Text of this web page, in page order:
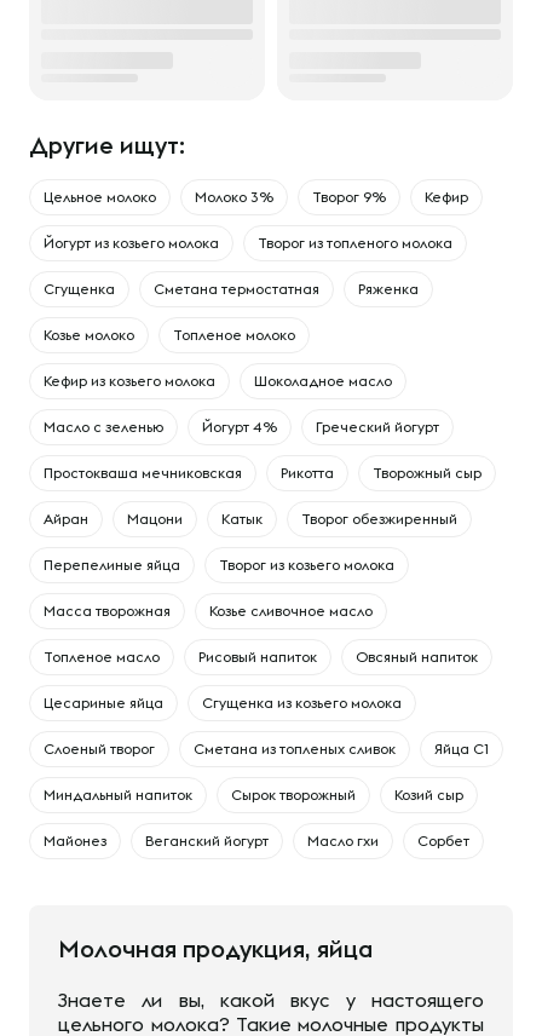
Другие ищут:
Цельное молоко Молоко 3% Творог 9% Кефир
Йогурт из козьего молока Творог из топленого молока
Сгущенка Сметана термостатная Ряженка
Козье молоко Топленое молоко
Кефир из козьего молока Шоколадное масло
Масло с зеленью Йогурт 4% Греческий йогурт
Простокваша мечниковская Рикотта Творожный сыр
Айран Мацони Катык Творог обезжиренный
Перепелиные яйца Творог из козьего молока
Масса творожная Козье сливочное масло
Топленое масло Рисовый напиток Овсяный напиток
Цесариные яйца Сгущенка из козьего молока
Слоеный творог Сметана из топленых сливок Яйца С1
Миндальный напиток Сырок творожный Козий сыр
Майонез Веганский йогурт Масло гхи Сорбет
Молочная продукция, яйца
Знаете ли вы, какой вкус у настоящего
цельного молока? Такие молочные продукты